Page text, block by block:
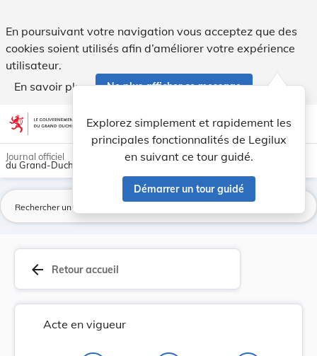
En poursuivant votre navigation vous acceptez que des
cookies soient utilisés afin d’améliorer votre expérience
utilisateur.
En savoir plus
Ne plus afficher ce message
Aller au contenu account_circle help Aide
Explorez simplement et rapidement les
principales fonctionnalités de Legilux
en suivant ce tour guidé.
Démarrer un tour guidé
light_mode dark_mode
Journal officiel
du Grand-Duché de Luxembourg
arrow_back Retour accueil
Acte en vigueur